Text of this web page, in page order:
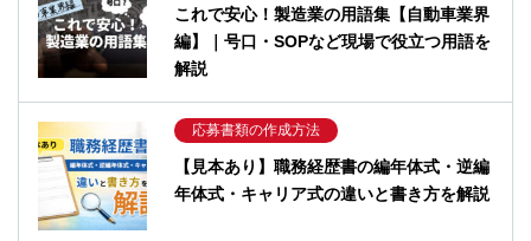
これで安心！製造業の用語集【自動車業界
編】｜号口・SOPなど現場で役立つ用語を
解説
応募書類の作成方法
【見本あり】職務経歴書の編年体式・逆編
年体式・キャリア式の違いと書き方を解説